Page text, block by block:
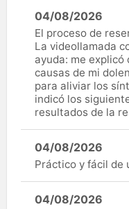
04/08/2026
El proceso de
La videollamada
ayuda: me
causas de mi
para aliviar los
indicó los
resultados de la
04/08/2026
Práctico y fácil de
04/08/2026